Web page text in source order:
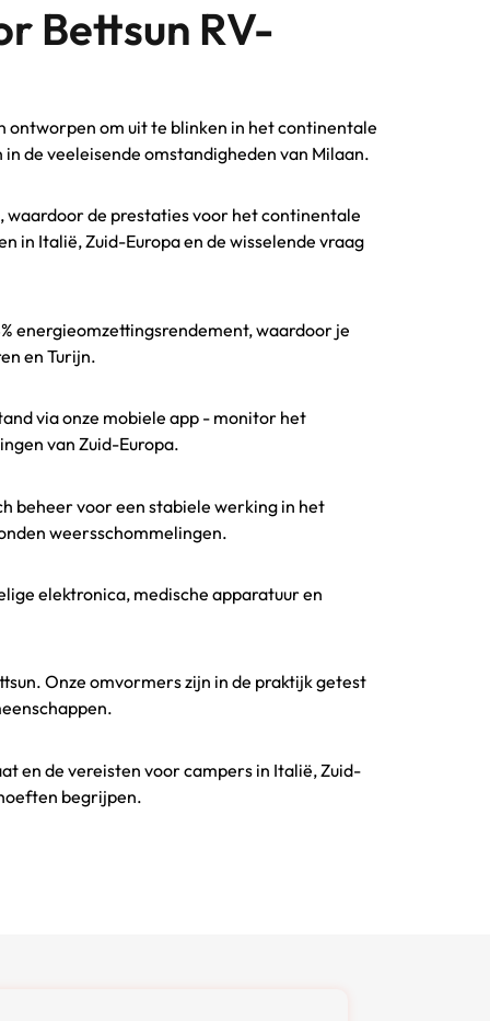
Bettsun RV-
ontworpen om uit te blinken in het continentale
de veeleisende omstandigheden van Milaan.
waardoor de prestaties voor het continentale
in Italië, Zuid-Europa en de wisselende vraag
energieomzettingsrendement, waardoor je
en Turijn.
via onze mobiele app - monitor het
van Zuid-Europa.
beheer voor een stabiele werking in het
weersschommelingen.
elektronica, medische apparatuur en
Onze omvormers zijn in de praktijk getest
en de vereisten voor campers in Italië, Zuid-
begrijpen.